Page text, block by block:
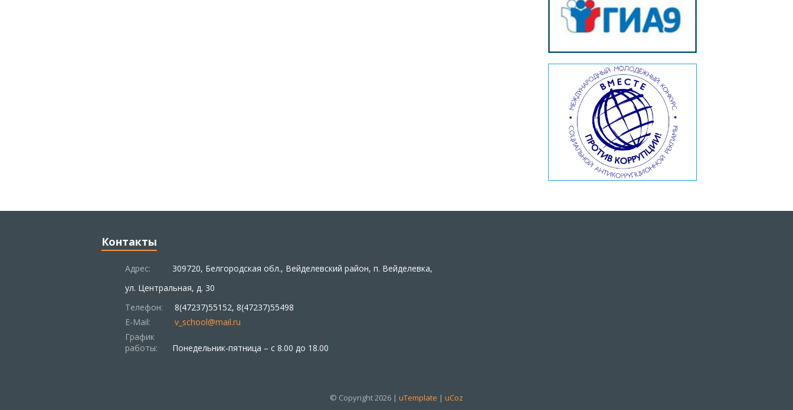
Контакты
Адрес:
309720, Белгородская обл., Вейделевский район, п. Вейделевка,
ул. Центральная, д. 30
Телефон:
8(47237)55152, 8(47237)55498
E-Mail:
v_school@mail.ru
График
работы:
Понедельник-пятница – с 8.00 до 18.00
© Copyright 2026 | uTemplate | uCoz